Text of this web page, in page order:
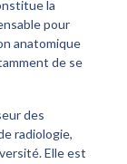
la
pour
anatomique
de se
des
radiologie,
Elle est